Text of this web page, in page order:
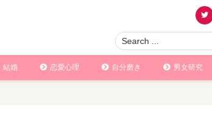
結婚 恋愛心理 自分磨き 男女研究